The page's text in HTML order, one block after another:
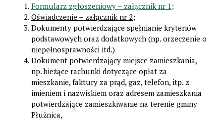
Formularz zgłoszeniowy – załącznik nr 1;
Oświadczenie – załącznik nr 2;
Dokumenty potwierdzające spełnianie kryteriów
podstawowych oraz dodatkowych (np. orzeczenie o
niepełnosprawności itd.)
Dokument potwierdzający miejsce zamieszkania,
np. bieżące rachunki dotyczące opłat za
mieszkanie, faktury za prąd, gaz, telefon, itp. z
imieniem i nazwiskiem oraz adresem zamieszkania
potwierdzające zamieszkiwanie na terenie gminy
Płużnica,